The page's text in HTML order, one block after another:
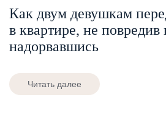
Как двум девушкам
в квартире, не повредив
надорвавшись
Читать далее